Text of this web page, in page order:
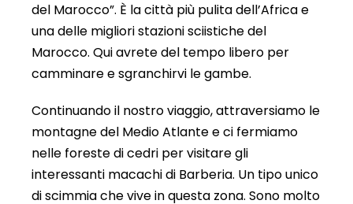
del Marocco”. È la città più pulita dell’Africa e
una delle migliori stazioni sciistiche del
Marocco. Qui avrete del tempo libero per
camminare e sgranchirvi le gambe.
Continuando il nostro viaggio, attraversiamo le
montagne del Medio Atlante e ci fermiamo
nelle foreste di cedri per visitare gli
interessanti macachi di Barberia. Un tipo unico
di scimmia che vive in questa zona. Sono molto